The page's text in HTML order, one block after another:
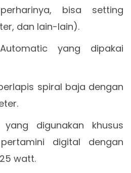
bisa setting
dan lain-lain).
yang dipakai
spiral baja dengan
digunakan khusus
digital dengan
watt.